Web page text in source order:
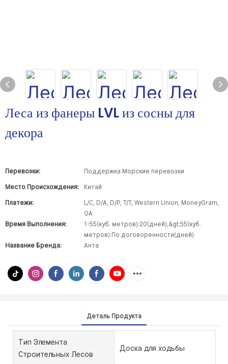
Леса из фанеры LVL из сосны для
декора
Перевозки: Поддержка Морские перевозки
Место Происхождения: Китай
Платежи:
L/C, D/A, D/P, T/T, Western Union, MoneyGram,
OA
Время Выполнения:
1-55(куб. метров):20(дней),&gt;55(куб.
метров):По договоренности(дней)
Название Бренда:
Анта
Деталь Продукта
Тип Элемента
Строительных Лесов
Доска для ходьбы